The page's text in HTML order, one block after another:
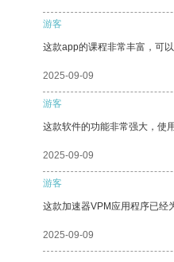
游客
这款app的课程非常丰富，可
2025-09-09
游客
这款软件的功能非常强大，使
2025-09-09
游客
这款加速器VPM应用程序已经
2025-09-09